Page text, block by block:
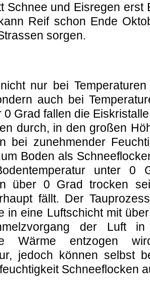
Schnee und Eisregen erst
Reif schon Ende
sorgen.
nur bei
auch bei
0 Grad fallen die
durch, in den großen
bei zunehmender
Boden als
unter 0
über 0 Grad trocken
fällt. Der
in eine Luftschicht mit
der Luft
Wärme entzogen
jedoch können selbst
Schneeflocken